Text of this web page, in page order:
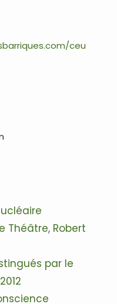
ceu
Théâtre, Robert
par le